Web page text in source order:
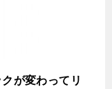
が変わってリ